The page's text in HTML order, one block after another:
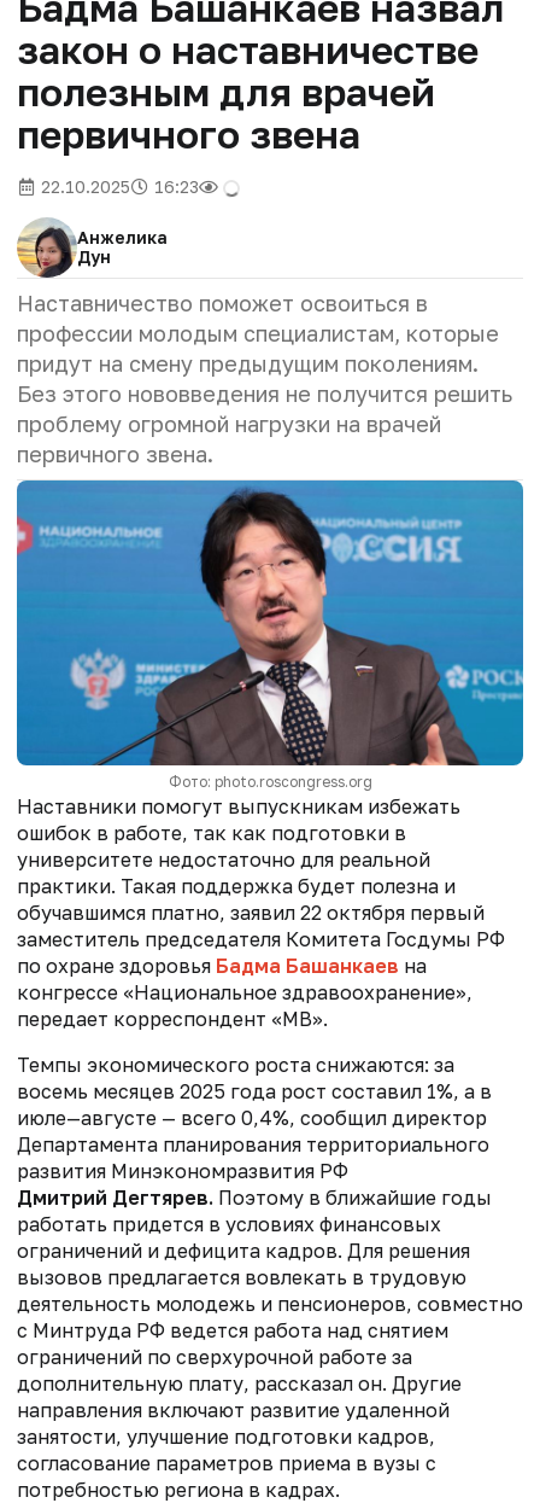
закон о наставничестве
полезным для врачей
первичного звена
22.10.2025 16:23
Анжелика
Дун
Наставничество поможет освоиться в
профессии молодым специалистам, которые
придут на смену предыдущим поколениям.
Без этого нововведения не получится решить
проблему огромной нагрузки на врачей
первичного звена.
Фото: photo.roscongress.org
Наставники помогут выпускникам избежать
ошибок в работе, так как подготовки в
университете недостаточно для реальной
практики. Такая поддержка будет полезна и
обучавшимся платно, заявил 22 октября первый
заместитель председателя Комитета Госдумы РФ
по охране здоровья Бадма Башанкаев на
конгрессе «Национальное здравоохранение»,
передает корреспондент «МВ».
Темпы экономического роста снижаются: за
восемь месяцев 2025 года рост составил 1%, а в
июле—августе — всего 0,4%, сообщил директор
Департамента планирования территориального
развития Минэкономразвития РФ
Дмитрий Дегтярев. Поэтому в ближайшие годы
работать придется в условиях финансовых
ограничений и дефицита кадров. Для решения
вызовов предлагается вовлекать в трудовую
деятельность молодежь и пенсионеров, совместно
с Минтруда РФ ведется работа над снятием
ограничений по сверхурочной работе за
дополнительную плату, рассказал он. Другие
направления включают развитие удаленной
занятости, улучшение подготовки кадров,
согласование параметров приема в вузы с
потребностью региона в кадрах.